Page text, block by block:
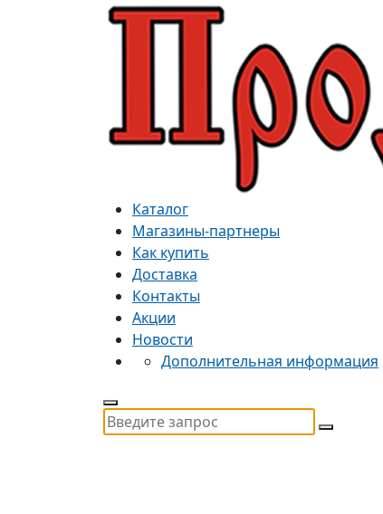
Каталог
Магазины-партнеры
Как купить
Доставка
Контакты
Акции
Новости
Дополнительная информация